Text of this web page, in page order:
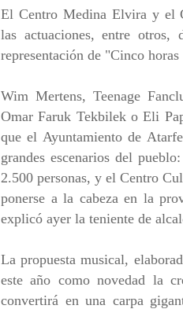
El Centro Medina Elvira y el
las actuaciones, entre
representación de "Cinco
Wim Mertens, Teenage
Omar Faruk Tekbilek o Eli
que el Ayuntamiento de
grandes escenarios del
2.500 personas, y el Centro
ponerse a la cabeza en la
explicó ayer la teniente de
La propuesta musical,
este año como novedad la
convertirá en una carpa